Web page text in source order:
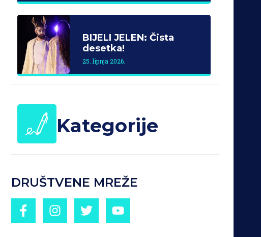
BIJELI JELEN: Čista
desetka!
25. lipnja 2026.
Kategorije
DRUŠTVENE MREŽE